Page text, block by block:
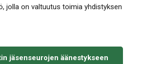
jolla on valtuutus toimia yhdistyksen
jäsenseurojen äänestykseen